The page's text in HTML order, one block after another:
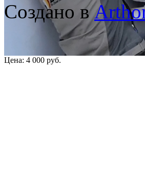
Цена: 4 000 руб.
Создано в